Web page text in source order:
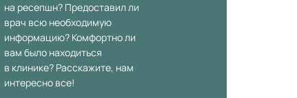
на ресепшн? Предоставил ли
врач всю необходимую
информацию? Комфортно ли
вам было находиться
в клинике? Расскажите, нам
интересно все!